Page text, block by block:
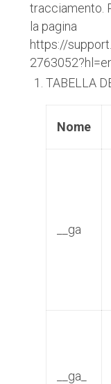
tracciamento.
la pagina
https://
TABELLA
Nome
__ga
__ga_